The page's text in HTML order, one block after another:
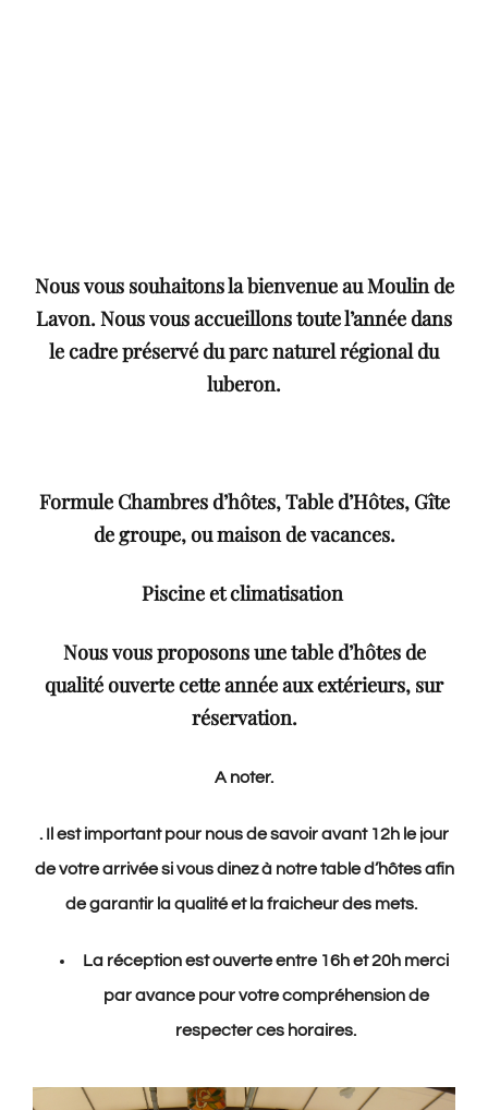
Nous vous souhaitons la bienvenue au Moulin de
Lavon. Nous vous accueillons toute l’année dans
le cadre préservé du parc naturel régional du
luberon.
Formule Chambres d’hôtes, Table d’Hôtes, Gîte
de groupe, ou maison de vacances.
Piscine et climatisation
Nous vous proposons une table d’hôtes de
qualité ouverte cette année aux extérieurs, sur
réservation.
A noter.
. Il est important pour nous de savoir avant 12h le jour
de votre arrivée si vous dinez à notre table d’hôtes afin
de garantir la qualité et la fraicheur des mets.
La réception est ouverte entre 16h et 20h merci
par avance pour votre compréhension de
respecter ces horaires.